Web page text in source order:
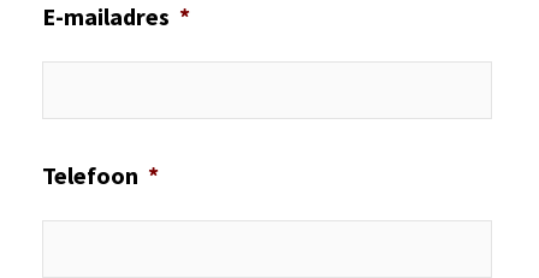
E-mailadres *
Telefoon *